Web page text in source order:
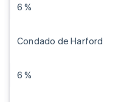
6 %
Condado de Harford
6 %